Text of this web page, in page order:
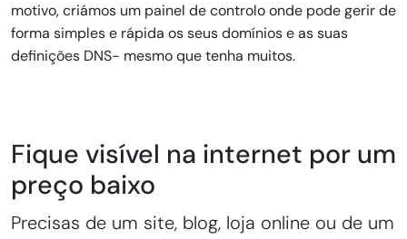
motivo, criámos um painel de controlo onde pode gerir de
forma simples e rápida os seus domínios e as suas
definições DNS- mesmo que tenha muitos.
Fique visível na internet por um
preço baixo
Precisas de um site, blog, loja online ou de um